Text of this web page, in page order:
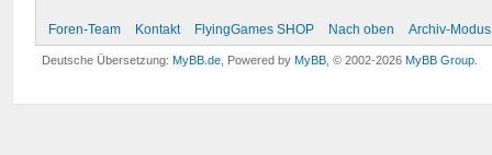
Foren-Team Kontakt FlyingGames SHOP Nach oben Archiv-Modus
Deutsche Übersetzung:MyBB.de , Powered byMyBB , © 2002-2026MyBB Group